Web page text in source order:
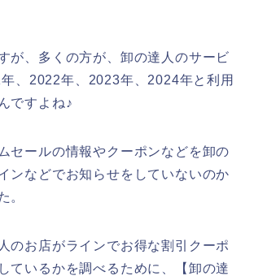
が、多くの方が、卸の達人のサービ
、2022年、2023年、2024年と利用
ですよね♪
セールの情報やクーポンなどを卸の
ンなどでお知らせをしていないのか
。
のお店がラインでお得な割引クーポ
ているかを調べるために、【卸の達